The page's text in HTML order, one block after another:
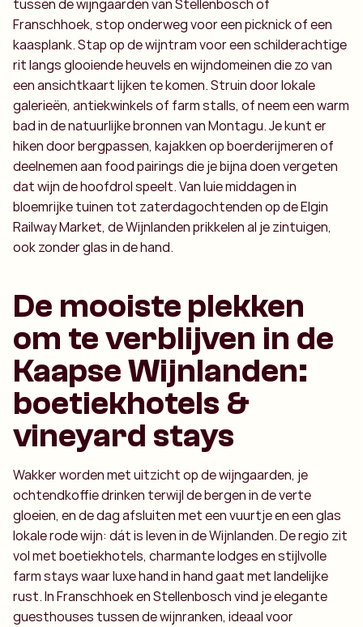
tussen de wijngaarden van Stellenbosch of
Franschhoek, stop onderweg voor een picknick of een
kaasplank. Stap op de wijntram voor een schilderachtige
rit langs glooiende heuvels en wijndomeinen die zo van
een ansichtkaart lijken te komen. Struin door lokale
galerieën, antiekwinkels of farm stalls, of neem een warm
bad in de natuurlijke bronnen van Montagu. Je kunt er
hiken door bergpassen, kajakken op boerderijmeren of
deelnemen aan food pairings die je bijna doen vergeten
dat wijn de hoofdrol speelt. Van luie middagen in
bloemrijke tuinen tot zaterdagochtenden op de Elgin
Railway Market, de Wijnlanden prikkelen al je zintuigen,
ook zonder glas in de hand.
De mooiste plekken
om te verblijven in de
Kaapse Wijnlanden:
boetiekhotels &
vineyard stays
Wakker worden met uitzicht op de wijngaarden, je
ochtendkoffie drinken terwijl de bergen in de verte
gloeien, en de dag afsluiten met een vuurtje en een glas
lokale rode wijn: dát is leven in de Wijnlanden. De regio zit
vol met boetiekhotels, charmante lodges en stijlvolle
farm stays waar luxe hand in hand gaat met landelijke
rust. In Franschhoek en Stellenbosch vind je elegante
guesthouses tussen de wijnranken, ideaal voor